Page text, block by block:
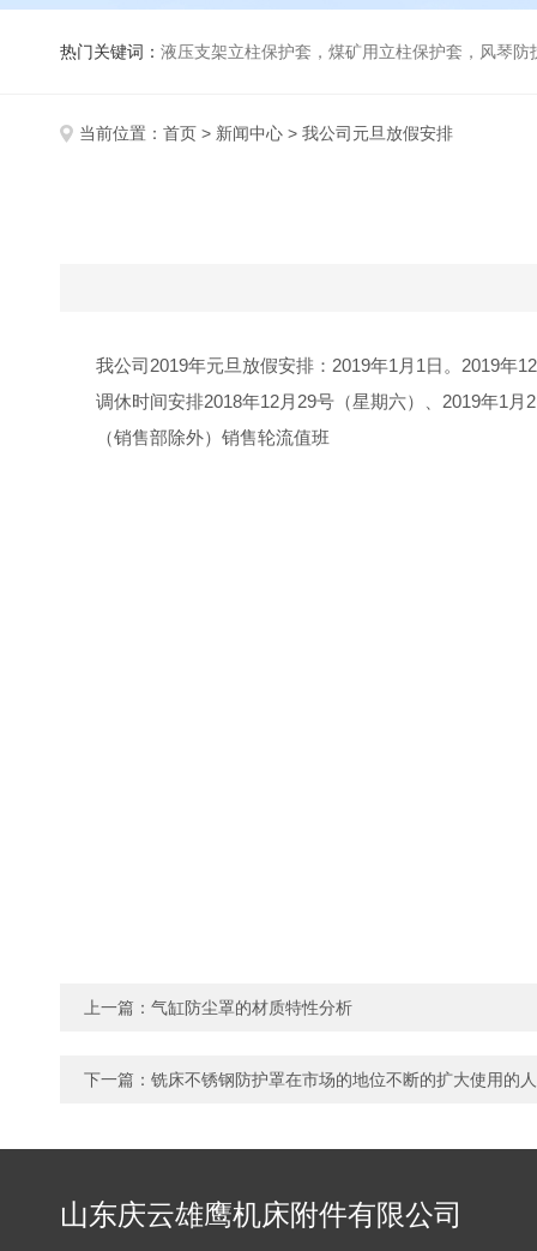
热门关键词： 液压支架立柱保护套，煤矿用立柱保护套，风琴
当前位置： 首页 > 新闻中心 > 我公司元旦放假安排
我公司2019年元旦放假安排：2019年1月1日。2019年
调休时间安排2018年12月29号（星期六）、2019年1月
（销售部除外）销售轮流值班
上一篇： 气缸防尘罩的材质特性分析
下一篇： 铣床不锈钢防护罩在市场的地位不断的扩大使用的
山东庆云雄鹰机床附件有限公司